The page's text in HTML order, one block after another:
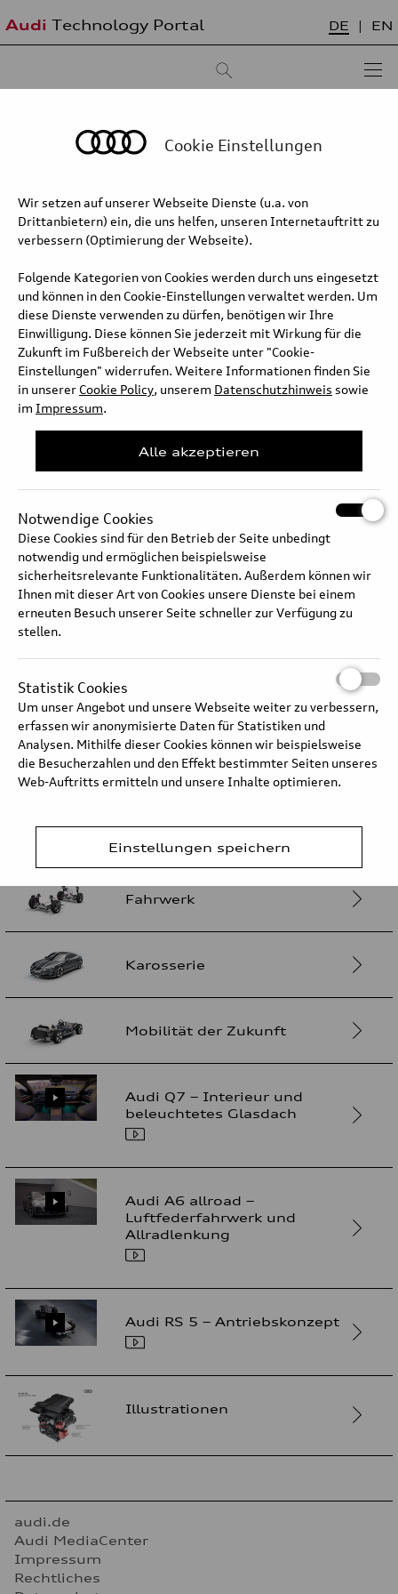
Audi Technology Portal DE EN
älteste zuerst
Audi Q9 Prototype – Interieur und
beleuchtetes Glasdach
Zum Artikel
Emissionen kombiniert in g/km: 205–186; CO₂-Klasse: G
Audi Q7 SUV TDI quattro 180 kW: Kraftstoffverbrauch kombiniert in l/100 km: 7,8–7,1; CO₂-
Emissionen kombiniert in g/km: 205–186; CO₂-Klasse: G
Audi Q4 SUV e-tron quattro: Stromverbrauch (kombiniert): 19,1–16,1 kWh/100 km; CO₂-
Emissionen (kombiniert): 0 g/km; CO₂-Klasse: A
Audi RS 3 Sportback competition limited: Kraftstoffverbrauch kombiniert in l/100 km: 9,6–9,3;
CO₂-Emissionen kombiniert in g/km: 217–211; CO₂-Klasse: G
Antrieb
Fahrwerk
Karosserie
Mobilität der Zukunft
Audi Q7 – Interieur und
beleuchtetes Glasdach
Audi A6 allroad –
Luftfederfahrwerk und
Allradlenkung
Audi RS 5 – Antriebskonzept
Illustrationen
audi.de
Audi MediaCenter
Impressum
Rechtliches
Cookie Einstellungen
Wir setzen auf unserer Webseite Dienste (u.a. von
Drittanbietern) ein, die uns helfen, unseren Internetauftritt zu
verbessern (Optimierung der Webseite).
Folgende Kategorien von Cookies werden durch uns eingesetzt
und können in den Cookie-Einstellungen verwaltet werden. Um
diese Dienste verwenden zu dürfen, benötigen wir Ihre
Einwilligung. Diese können Sie jederzeit mit Wirkung für die
Zukunft im Fußbereich der Webseite unter "Cookie-
Einstellungen" widerrufen. Weitere Informationen finden Sie
in unserer Cookie Policy, unserem Datenschutzhinweis sowie
im Impressum.
Alle akzeptieren
Notwendige Cookies
Diese Cookies sind für den Betrieb der Seite unbedingt
notwendig und ermöglichen beispielsweise
sicherheitsrelevante Funktionalitäten. Außerdem können wir
Ihnen mit dieser Art von Cookies unsere Dienste bei einem
erneuten Besuch unserer Seite schneller zur Verfügung zu
stellen.
Statistik Cookies
Um unser Angebot und unsere Webseite weiter zu verbessern,
erfassen wir anonymisierte Daten für Statistiken und
Analysen. Mithilfe dieser Cookies können wir beispielsweise
die Besucherzahlen und den Effekt bestimmter Seiten unseres
Web-Auftritts ermitteln und unsere Inhalte optimieren.
Einstellungen speichern